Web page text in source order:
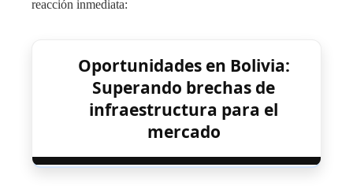
reacción inmediata:
Oportunidades en Bolivia:
Superando brechas de
infraestructura para el
mercado